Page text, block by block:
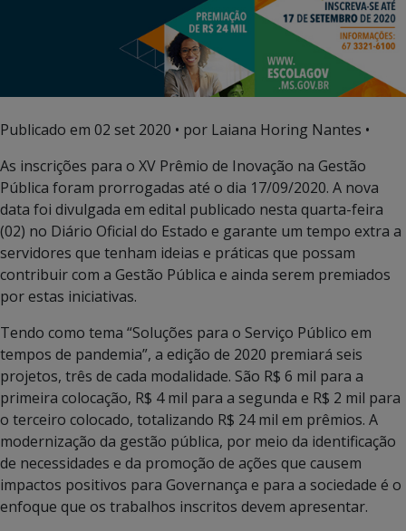
Publicado em 02 set 2020 • por Laiana Horing Nantes •
As inscrições para o XV Prêmio de Inovação na Gestão
Pública foram prorrogadas até o dia 17/09/2020. A nova
data foi divulgada em edital publicado nesta quarta-feira
(02) no Diário Oficial do Estado e garante um tempo extra a
servidores que tenham ideias e práticas que possam
contribuir com a Gestão Pública e ainda serem premiados
por estas iniciativas.
Tendo como tema “Soluções para o Serviço Público em
tempos de pandemia”, a edição de 2020 premiará seis
projetos, três de cada modalidade. São R$ 6 mil para a
primeira colocação, R$ 4 mil para a segunda e R$ 2 mil para
o terceiro colocado, totalizando R$ 24 mil em prêmios. A
modernização da gestão pública, por meio da identificação
de necessidades e da promoção de ações que causem
impactos positivos para Governança e para a sociedade é o
enfoque que os trabalhos inscritos devem apresentar.